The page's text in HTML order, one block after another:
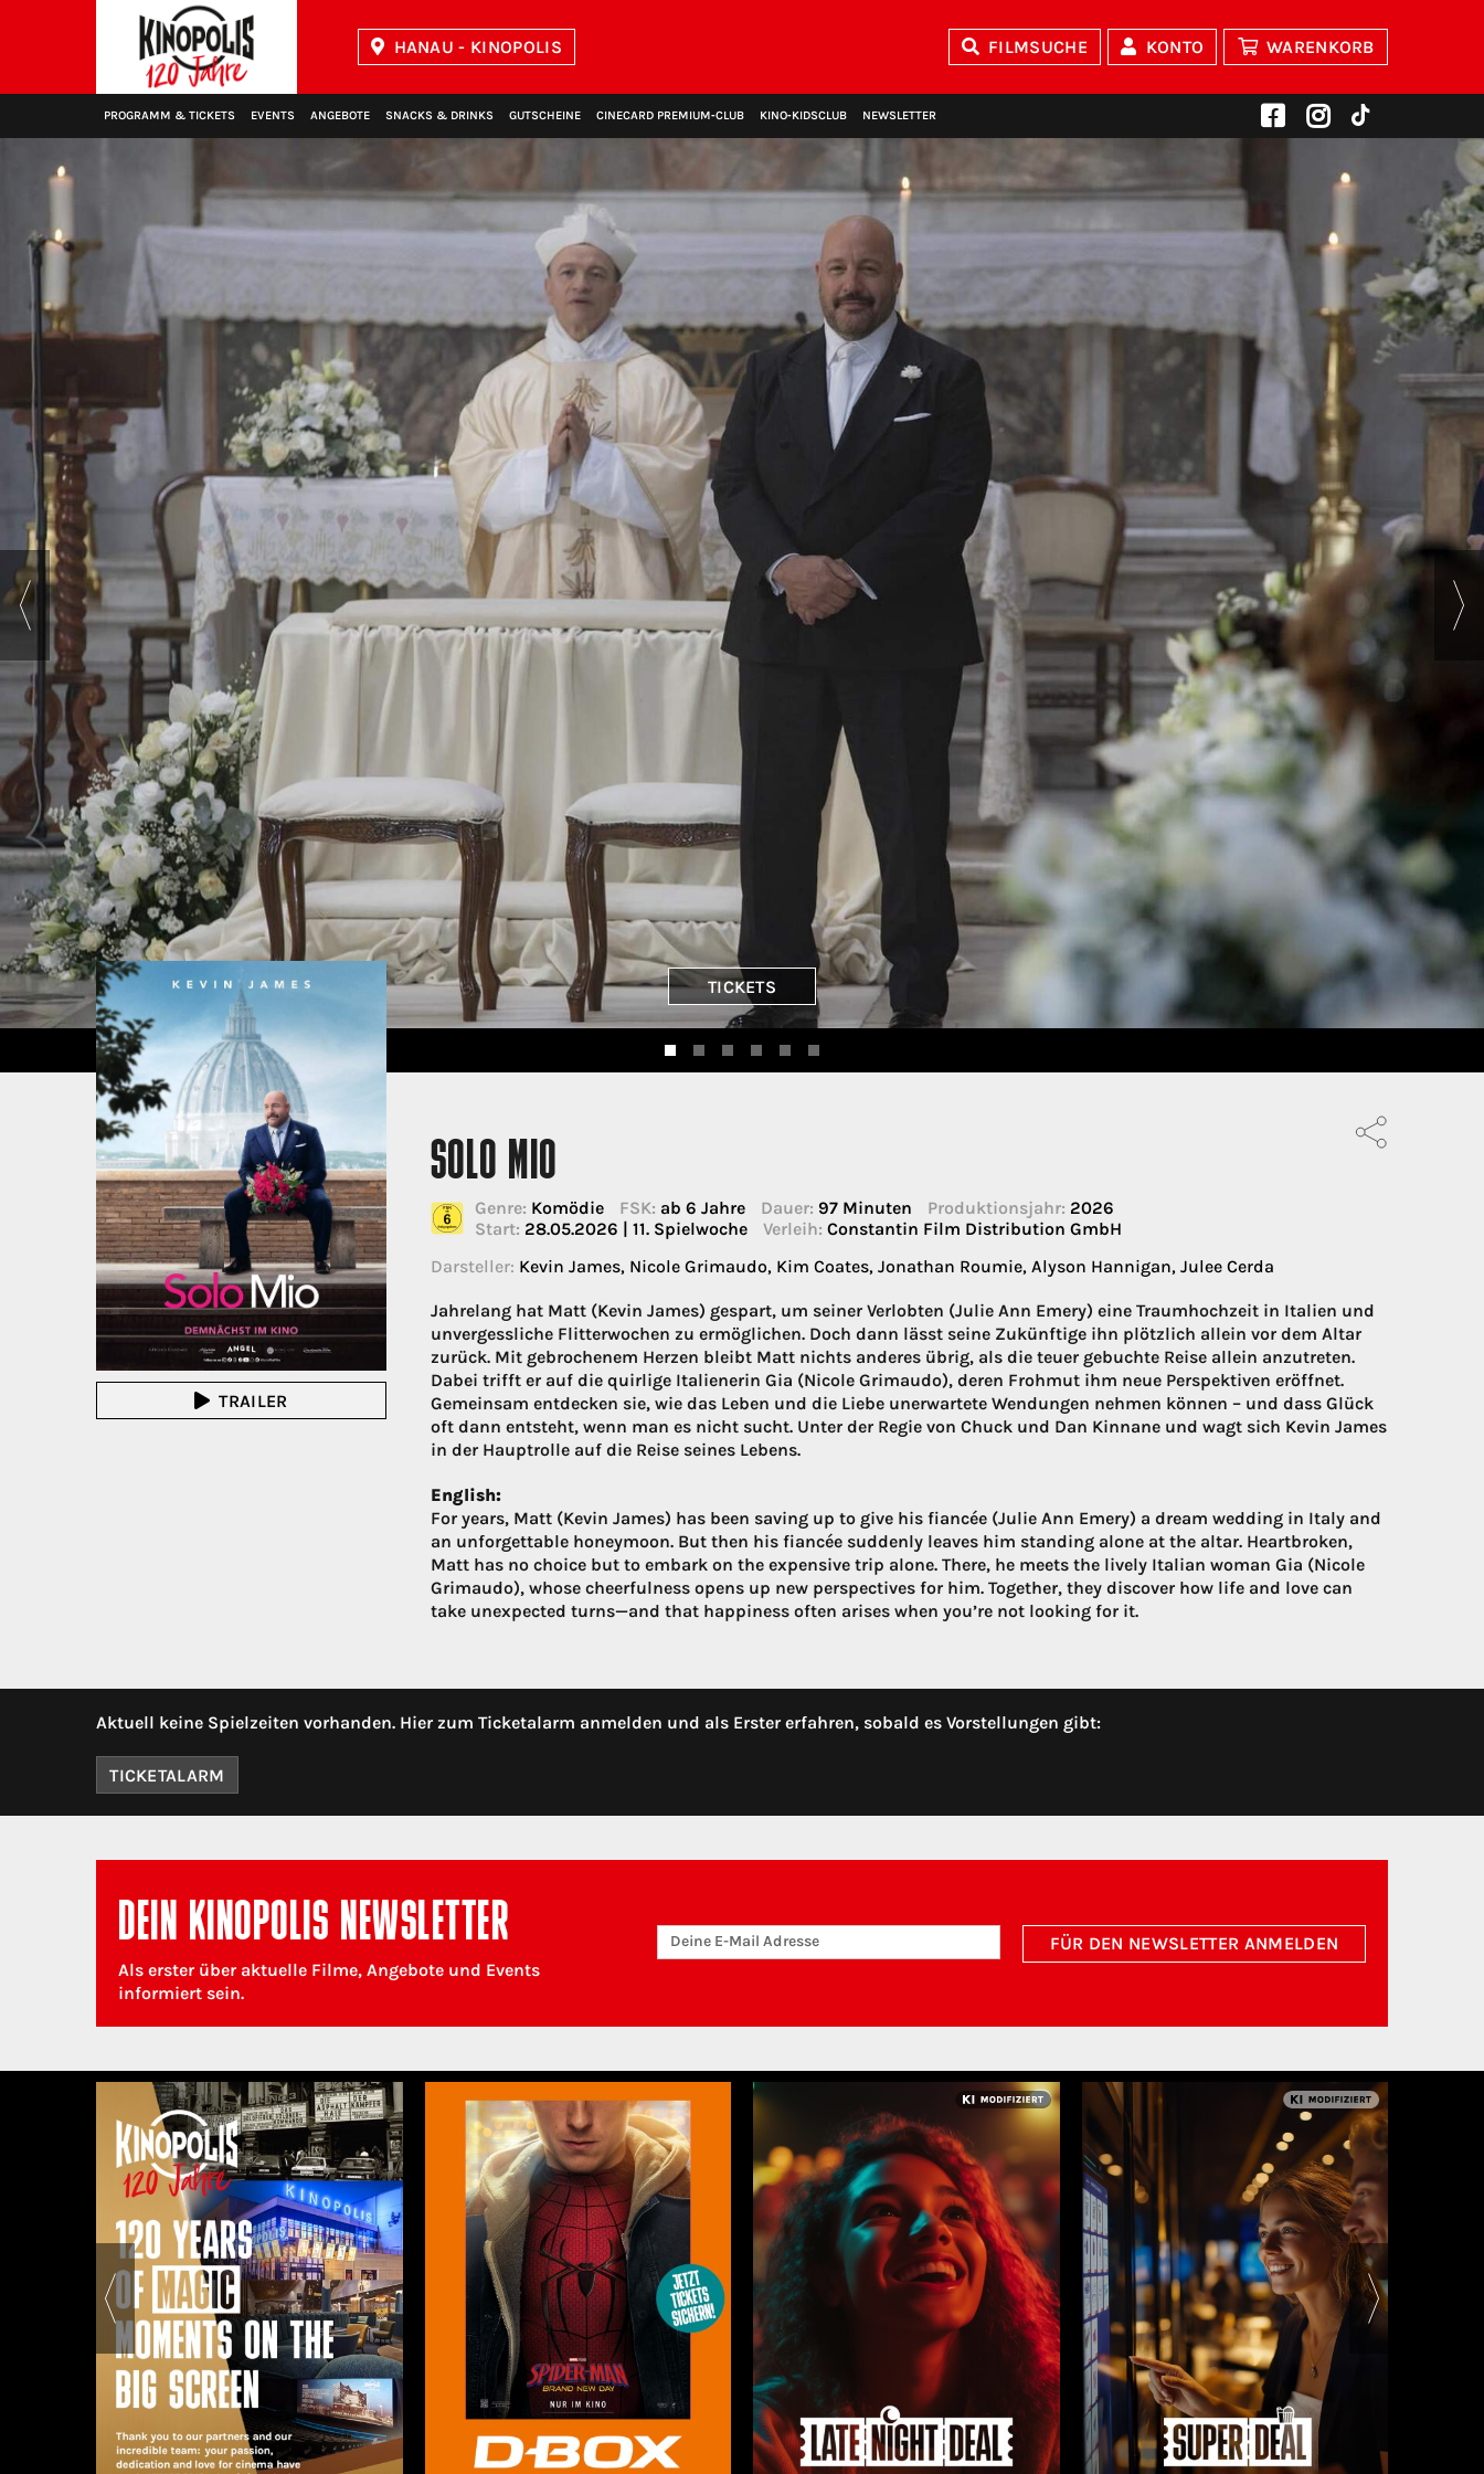
HANAU - KINOPOLIS FILMSUCHE KONTO WARENKORB
PROGRAMM & TICKETS EVENTS ANGEBOTE SNACKS & DRINKS GUTSCHEINE CINECARD PREMIUM‑CLUB KINO‑KIDSCLUB NEWSLETTER
TICKETS
TRAILER
SOLO MIO
Genre: Komödie FSK: ab 6 Jahre Dauer: 97 Minuten Produktionsjahr: 2026
Start: 28.05.2026 | 11. Spielwoche Verleih: Constantin Film Distribution GmbH
Darsteller: Kevin James, Nicole Grimaudo, Kim Coates, Jonathan Roumie, Alyson Hannigan, Julee Cerda
Jahrelang hat Matt (Kevin James) gespart, um seiner Verlobten (Julie Ann Emery) eine Traumhochzeit in Italien und
unvergessliche Flitterwochen zu ermöglichen. Doch dann lässt seine Zukünftige ihn plötzlich allein vor dem Altar
zurück. Mit gebrochenem Herzen bleibt Matt nichts anderes übrig, als die teuer gebuchte Reise allein anzutreten.
Dabei trifft er auf die quirlige Italienerin Gia (Nicole Grimaudo), deren Frohmut ihm neue Perspektiven eröffnet.
Gemeinsam entdecken sie, wie das Leben und die Liebe unerwartete Wendungen nehmen können – und dass Glück
oft dann entsteht, wenn man es nicht sucht. Unter der Regie von Chuck und Dan Kinnane und wagt sich Kevin James
in der Hauptrolle auf die Reise seines Lebens.
English:
For years, Matt (Kevin James) has been saving up to give his fiancée (Julie Ann Emery) a dream wedding in Italy and
an unforgettable honeymoon. But then his fiancée suddenly leaves him standing alone at the altar. Heartbroken,
Matt has no choice but to embark on the expensive trip alone. There, he meets the lively Italian woman Gia (Nicole
Grimaudo), whose cheerfulness opens up new perspectives for him. Together, they discover how life and love can
take unexpected turns—and that happiness often arises when you’re not looking for it.
Aktuell keine Spielzeiten vorhanden. Hier zum Ticketalarm anmelden und als Erster erfahren, sobald es Vorstellungen gibt:
TICKETALARM
DEIN KINOPOLIS NEWSLETTER
Als erster über aktuelle Filme, Angebote und Events
informiert sein.
FÜR DEN NEWSLETTER ANMELDEN